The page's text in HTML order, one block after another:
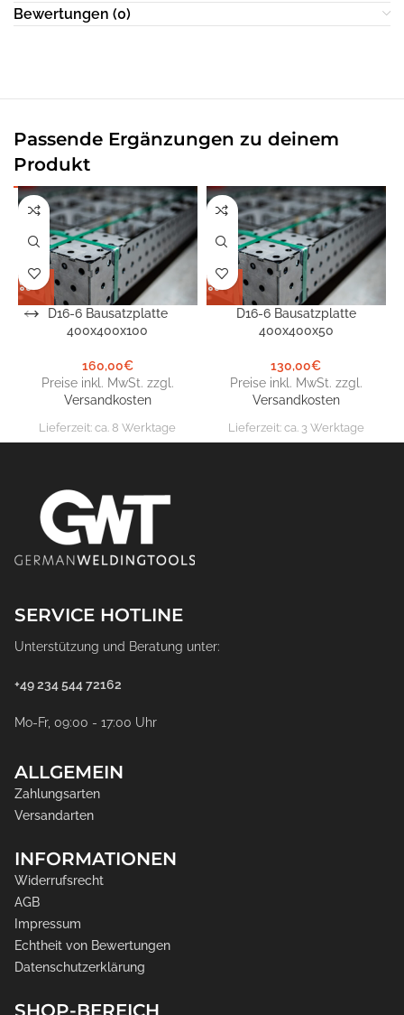
Bewertungen (0)
Passende Ergänzungen zu deinem
Produkt
D16-6 Bausatzplatte
400x400x100
160,00€
Preise inkl. MwSt. zzgl.
Versandkosten
Lieferzeit:ca. 8 Werktage
D16-6 Bausatzplatte
400x400x50
130,00€
Preise inkl. MwSt. zzgl.
Versandkosten
Lieferzeit: ca. 3 Werktage
SERVICE HOTLINE
Unterstützung und Beratung unter:
+49 234 544 72162
Mo-Fr, 09:00 - 17:00 Uhr
ALLGEMEIN
Zahlungsarten
Versandarten
INFORMATIONEN
Widerrufsrecht
AGB
Impressum
Echtheit von Bewertungen
Datenschutzerklärung
SHOP-BEREICH